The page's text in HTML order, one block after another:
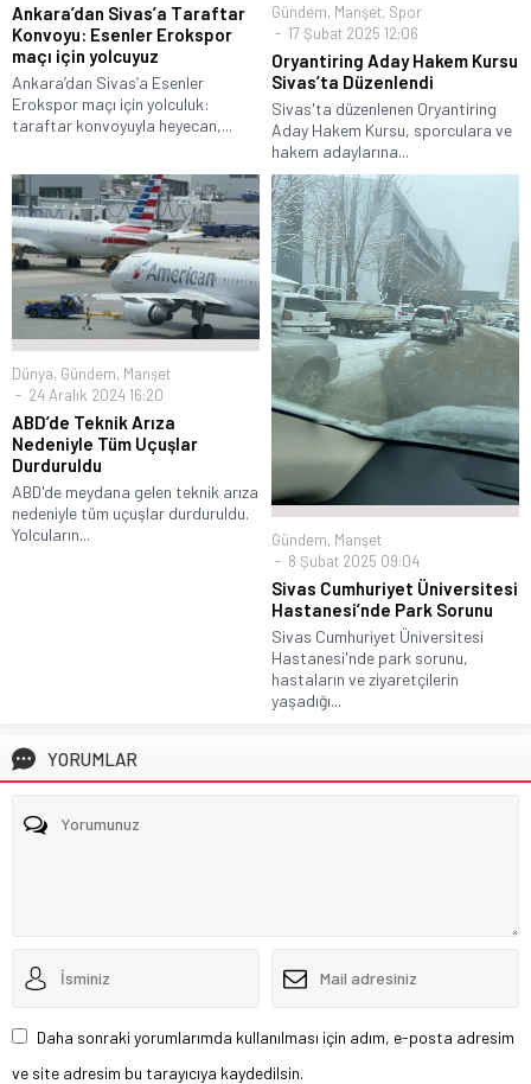
Ankara’dan Sivas’a Taraftar
Konvoyu: Esenler Erokspor
maçı için yolcuyuz
Ankara’dan Sivas’a Esenler
Erokspor maçı için yolculuk:
taraftar konvoyuyla heyecan,...
Gündem, Manşet, Spor
17 Şubat 2025 12:06
Oryantiring Aday Hakem Kursu
Sivas’ta Düzenlendi
Sivas'ta düzenlenen Oryantiring
Aday Hakem Kursu, sporculara ve
hakem adaylarına...
Dünya, Gündem, Manşet
24 Aralık 2024 16:20
ABD’de Teknik Arıza
Nedeniyle Tüm Uçuşlar
Durduruldu
ABD'de meydana gelen teknik arıza
nedeniyle tüm uçuşlar durduruldu.
Yolcuların...
Gündem, Manşet
8 Şubat 2025 09:04
Sivas Cumhuriyet Üniversitesi
Hastanesi’nde Park Sorunu
Sivas Cumhuriyet Üniversitesi
Hastanesi'nde park sorunu,
hastaların ve ziyaretçilerin
yaşadığı...
YORUMLAR
Daha sonraki yorumlarımda kullanılması için adım, e-posta adresim
ve site adresim bu tarayıcıya kaydedilsin.